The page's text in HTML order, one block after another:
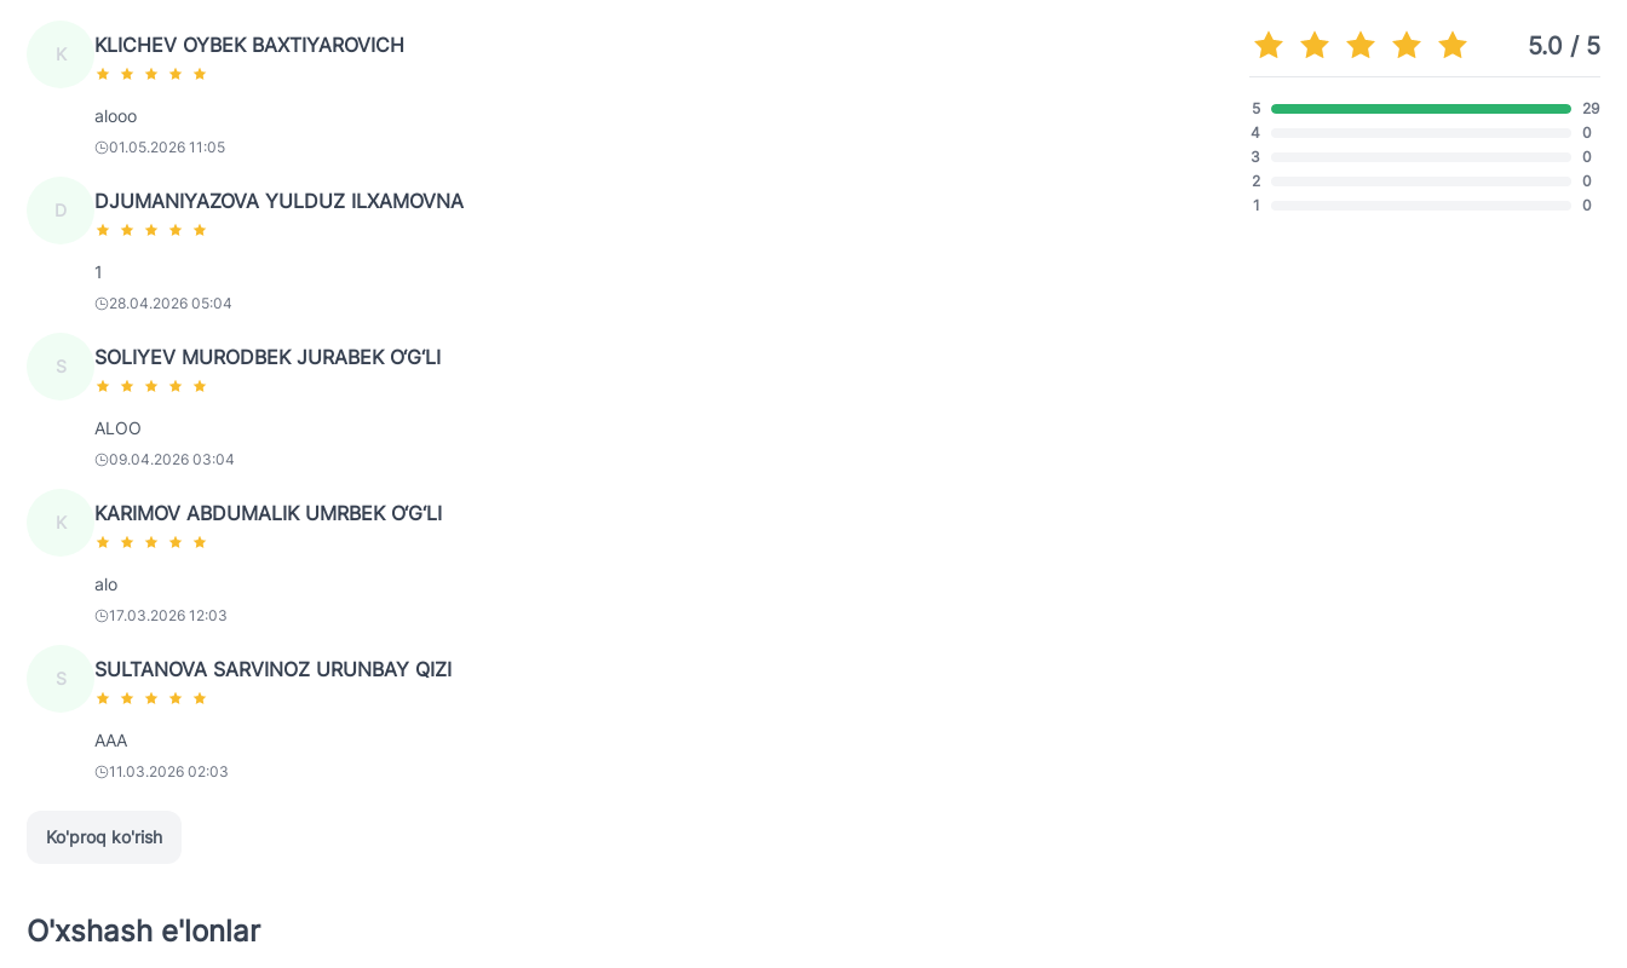
K KLICHEV OYBEK BAXTIYAROVICH
alooo
01.05.2026 11:05
D DJUMANIYAZOVA YULDUZ ILXAMOVNA
1
28.04.2026 05:04
S SOLIYEV MURODBEK JURABEK O‘G‘LI
ALOO
09.04.2026 03:04
K KARIMOV ABDUMALIK UMRBEK O‘G‘LI
alo
17.03.2026 12:03
S SULTANOVA SARVINOZ URUNBAY QIZI
AAA
11.03.2026 02:03
Ko'proq ko'rish
5.0 / 5
5
29
4
0
3
0
2
0
1
0
O'xshash e'lonlar